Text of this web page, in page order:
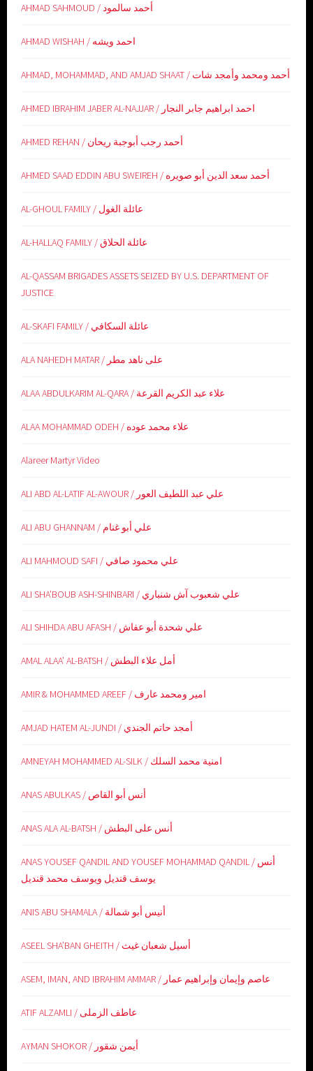
AHMAD SAHMOUD / أحمد سالمود
AHMAD WISHAH / احمد ويشه
AHMAD, MOHAMMAD, AND AMJAD SHAAT / أحمد ومحمد وأمجد شات
AHMED IBRAHIM JABER AL-NAJJAR / احمد ابراهيم جابر النجار
AHMED REHAN / أحمد رجب أبوجبة ريحان
AHMED SAAD EDDIN ABU SWEIREH / أحمد سعد الدين أبو صويره
AL-GHOUL FAMILY / عائلة الغول
AL-HALLAQ FAMILY / عائلة الحلاق
AL-QASSAM BRIGADES ASSETS SEIZED BY U.S. DEPARTMENT OF
JUSTICE
AL-SKAFI FAMILY / عائلة السكافي
ALA NAHEDH MATAR / على ناهد مطر
ALAA ABDULKARIM AL-QARA / علاء عبد الكريم القرعة
ALAA MOHAMMAD ODEH / علاء محمد عوده
Alareer Martyr Video
ALI ABD AL-LATIF AL-AWOUR / علي عبد اللطيف العور
ALI ABU GHANNAM / علي أبو غنام
ALI MAHMOUD SAFI / علي محمود صافي
ALI SHA’BOUB ASH-SHINBARI / علي شعبوب آش شنباري
ALI SHIHDA ABU AFASH / علي شحدة أبو عفاش
AMAL ALAA’ AL-BATSH / أمل علاء البطش
AMIR & MOHAMMED AREEF / امير ومحمد عارف
AMJAD HATEM AL-JUNDI / أمجد حاتم الجندي
AMNEYAH MOHAMMED AL-SILK / امنية محمد السلك
ANAS ABULKAS / أنس أبو القاص
ANAS ALA AL-BATSH / أنس على البطش
ANAS YOUSEF QANDIL AND YOUSEF MOHAMMAD QANDIL / أنس
يوسف قنديل ويوسف محمد قنديل
ANIS ABU SHAMALA / أنيس أبو شمالة
ASEEL SHA’BAN GHEITH / أسيل شعبان غيث
ASEM, IMAN, AND IBRAHIM AMMAR / عاصم وإيمان وإبراهيم عمار
ATIF ALZAMLI / عاطف الزملى
AYMAN SHOKOR / أيمن شقور